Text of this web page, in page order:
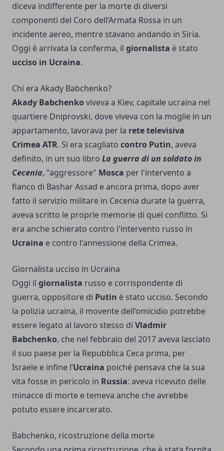
diceva indifferente per la morte di diversi
componenti del Coro dell’Armata Rossa in un
incidente aereo, mentre stavano andando in Siria.
Oggi è arrivata la conferma, il giornalista è stato
ucciso in Ucraina.
Chi era Akady Babchenko?
Akady Babchenko viveva a Kiev, capitale ucraina nel
quartiere Dniprovski, dove viveva con la moglie in un
appartamento, lavorava per la rete televisiva
Crimea ATR. Si era scagliato contro Putin, aveva
definito, in un suo libro La guerra di un soldato in
Cecenia, "aggressore" Mosca per l'intervento a
fianco di Bashar Assad e ancora prima, dopo aver
fatto il servizio militare in Cecenia durate la guerra,
aveva scritto le proprie memorie di quel conflitto. Si
era anche schierato contro l'intervento russo in
Ucraina e contro l'annessione della Crimea.
Giornalista ucciso in Ucraina
Oggi il giornalista russo e corrispondente di
guerra, oppositore di Putin è stato ucciso. Secondo
la polizia ucraina, il movente dell’omicidio potrebbe
essere legato al lavoro stesso di Vladmir
Babchenko, che nel febbraio del 2017 aveva lasciato
il suo paese per la Repubblica Ceca prima, per
Israele e infine l’Ucraina poiché pensava che la sua
vita fosse in pericolo in Russia: aveva ricevuto delle
minacce di morte e temeva anche che avrebbe
potuto essere incarcerato.
Babchenko, ricostruzione della morte